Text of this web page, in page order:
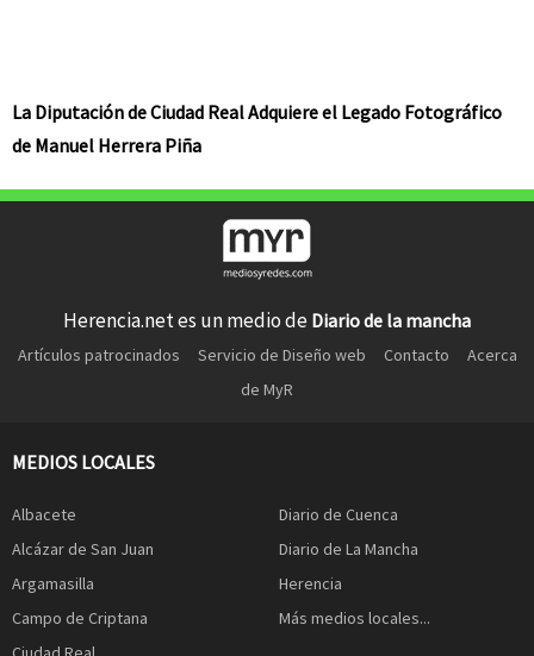
La Diputación de Ciudad Real Adquiere el Legado Fotográfico
de Manuel Herrera Piña
Herencia.net es un medio de Diario de la mancha
Artículos patrocinados Servicio de Diseño web Contacto
Acerca
de MyR
MEDIOS LOCALES
Albacete
Alcázar de San Juan
Argamasilla
Campo de Criptana
Diario de Cuenca
Diario de La Mancha
Herencia
Más medios locales...